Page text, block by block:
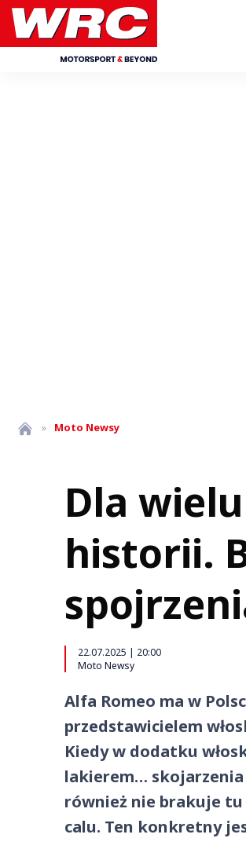
» Moto Newsy
Dla
historii.
22.07.2025 | 20:00
Moto Newsy
Alfa Romeo ma w
przedstawicielem
Kiedy w dodatku
lakierem… skojarzenia
również nie brakuje tu
calu. Ten konkretny